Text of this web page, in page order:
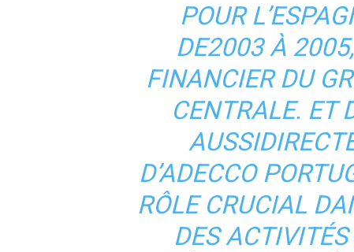
POUR
DE2003 À
FINANCIER DU
CENTRALE. ET
D’ADECCO
RÔLE CRUCIAL
DES